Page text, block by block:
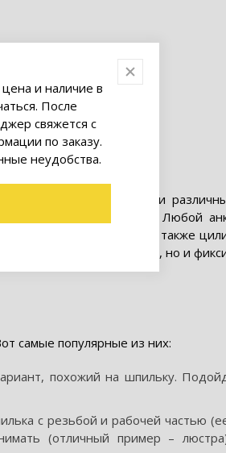
– крепеж для фиксации
конструкций. Любой
качество крепления, а также
монтируется в материал, но и
самые популярные из них:
похожий на шпильку.
с резьбой и рабочей частью
(отличный пример –
и наличие в
После
свяжется с
по заказу.
неудобства.